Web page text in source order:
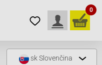
0
skSlovenčina